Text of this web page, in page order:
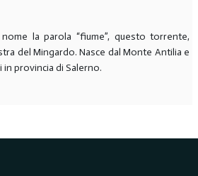
la parola “fiume”, questo torrente,
del Mingardo. Nasce dal Monte Antilia e
provincia di Salerno.